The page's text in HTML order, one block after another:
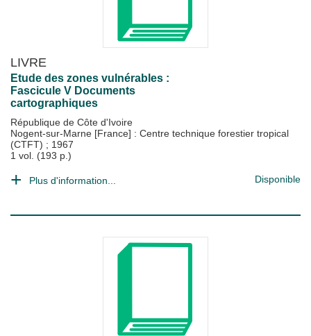
LIVRE
Etude des zones vulnérables :
Fascicule V Documents
cartographiques
République de Côte d'Ivoire
Nogent-sur-Marne [France] : Centre technique forestier tropical
(CTFT) ; 1967
1 vol. (193 p.)
Plus d'information... Disponible